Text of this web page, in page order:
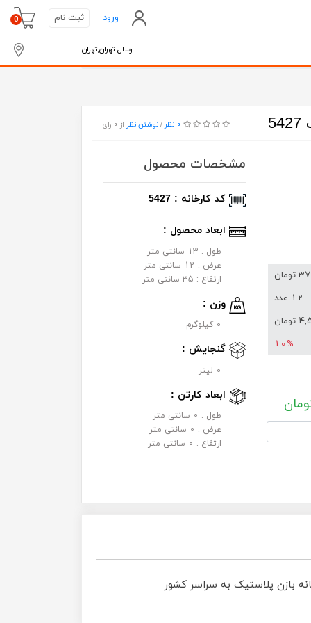
ورود ثبت نام 0
ارسال تهران,تهران
0 نظر / نوشتن نظر از 0 رای
12 عدد
10%
مشخصات محصول
کد کارخانه : 5427
ابعاد محصول :
طول : 13 سانتی متر
عرض : 12 سانتی متر
ارتفاع : 35 سانتی متر
وزن :
0 کیلوگرم
گنجایش :
0 لیتر
ابعاد کارتن :
طول : 0 سانتی متر
عرض : 0 سانتی متر
ارتفاع : 0 سانتی متر
بازن پلاستیک به سراسر کشور